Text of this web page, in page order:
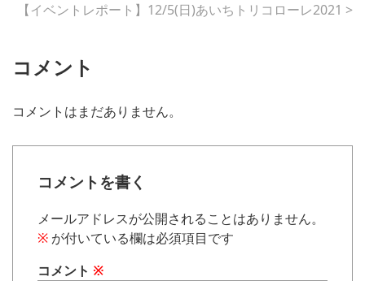
【イベントレポート】12/5(日)あいちトリコローレ2021 >
コメント
コメントはまだありません。
コメントを書く
メールアドレスが公開されることはありません。
※ が付いている欄は必須項目です
コメント ※